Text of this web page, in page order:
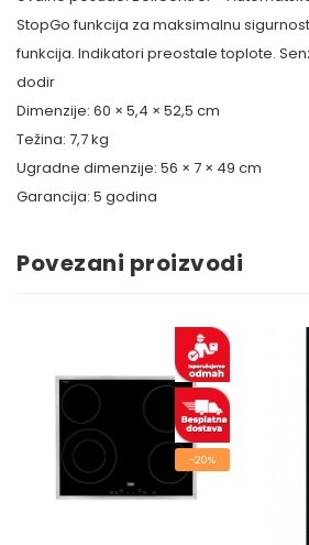
StopGo funkcija za maksimalnu
funkcija. Indikatori preostale toplote.
dodir
Dimenzije: 60 × 5,4 × 52,5 cm
Težina: 7,7 kg
Ugradne dimenzije: 56 × 7 × 49 cm
Garancija: 5 godina
Povezani proizvodi
-20%